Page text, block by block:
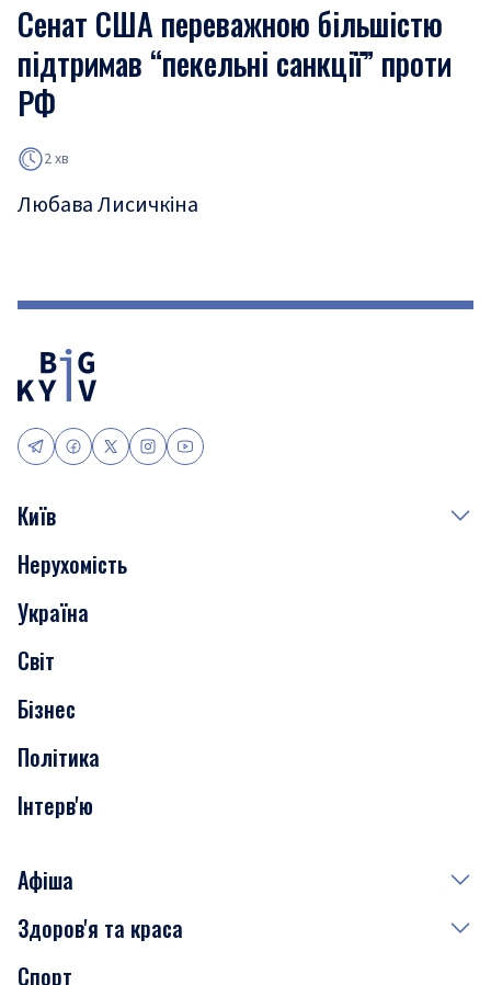
Сенат США переважною більшістю
підтримав “пекельні санкції” проти
РФ
2 хв
Любава Лисичкіна
Київ
Події
Скандали
Нерухомість
Транспорт
Нерухомість
Україна
Світ
Бізнес
Політика
Інтерв'ю
Афіша
Сьогодні
Здоров'я та краса
Спорт